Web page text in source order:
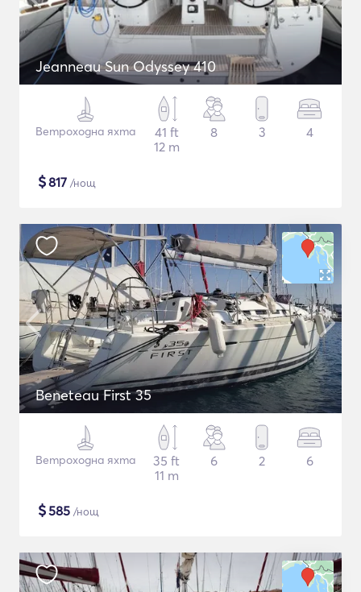
Jeanneau Sun Odyssey 410
Ветроходна яхта
41 ft
12 m
8 3 4
$817 /нощ
Beneteau First 35
Ветроходна яхта
35 ft
11 m
6 2 6
$585 /нощ